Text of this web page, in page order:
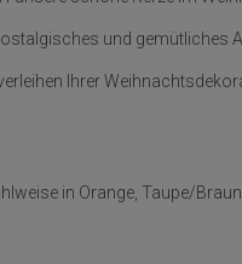
und gemütliches
Ihrer
in Orange, Taupe/